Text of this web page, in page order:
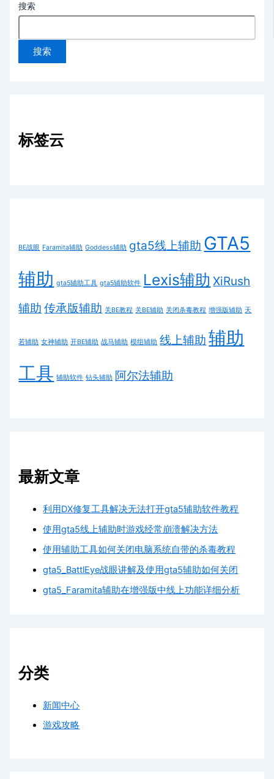
搜索
搜索
标签云
BE战眼 Faramita辅助 Goddess辅助 gta5线上辅助 GTA5
辅助 gta5辅助工具 gta5辅助软件 Lexis辅助 XiRush
辅助 传承版辅助 关BE教程 关BE辅助 关闭杀毒教程 增强版辅助 天
若辅助 女神辅助 开BE辅助 战马辅助 模组辅助 线上辅助 辅助
工具 辅助软件 钻头辅助 阿尔法辅助
最新文章
利用DX修复工具解决无法打开gta5辅助软件教程
使用gta5线上辅助时游戏经常崩溃解决方法
使用辅助工具如何关闭电脑系统自带的杀毒教程
gta5_BattlEye战眼讲解及使用gta5辅助如何关闭
gta5_Faramita辅助在增强版中线上功能详细分析
分类
新闻中心
游戏攻略